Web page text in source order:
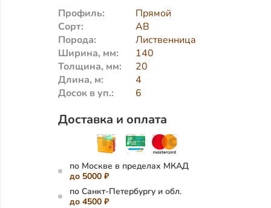
Профиль:
Прямой
Сорт:
АВ
Порода:
Лиственница
Ширина, мм:
140
Толщина, мм:
20
Длина, м:
4
Досок в уп.:
6
Доставка и оплата
по Москве в пределах МКАД
до 5000 ₽
по Санкт-Петербургу и обл.
до 4500 ₽